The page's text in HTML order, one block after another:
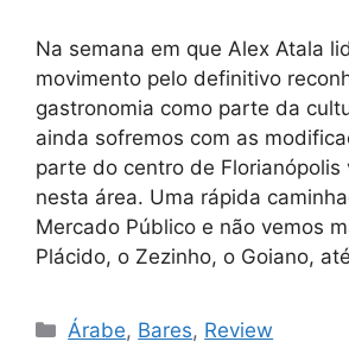
Na semana em que Alex Atala
movimento pelo definitivo
gastronomia como parte da
ainda sofremos com as
parte do centro de Florianópolis
nesta área. Uma rápida
Mercado Público e não vemos
Plácido, o Zezinho, o Goiano,
Categorias
Árabe, Bares, Review